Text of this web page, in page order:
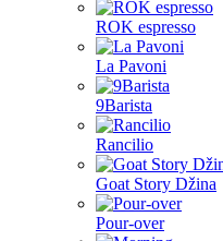
ROK espresso
La Pavoni
9Barista
Rancilio
Goat Story Džina
Pour-over